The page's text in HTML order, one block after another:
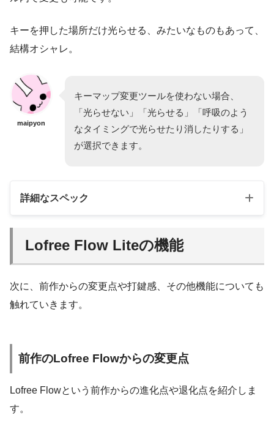
キーを押した場所だけ光らせる、みたいなものもあって、
結構オシャレ。
maipyon
キーマップ変更ツールを使わない場合、
「光らせない」「光らせる」「呼吸のよう
なタイミングで光らせたり消したりする」
が選択できます。
詳細なスペック
本体カラー ホワイト / ビンテージグレー / ピ
84keys：316.8×138×23.5mm
100keys：374.5×138×23.5mm
有線：USB-C
2.4GHz無線：1台
Lofree Flow Liteの機能
次に、前作からの変更点や打鍵感、その他機能についても
触れていきます。
前作のLofree Flowからの変更点
Lofree Flowという前作からの進化点や退化点を紹介しま
す。